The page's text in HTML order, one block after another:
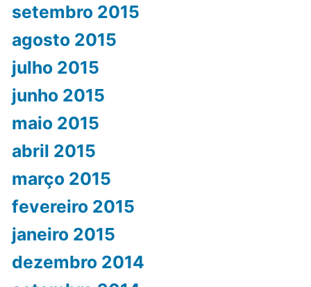
setembro 2015
agosto 2015
julho 2015
junho 2015
maio 2015
abril 2015
março 2015
fevereiro 2015
janeiro 2015
dezembro 2014